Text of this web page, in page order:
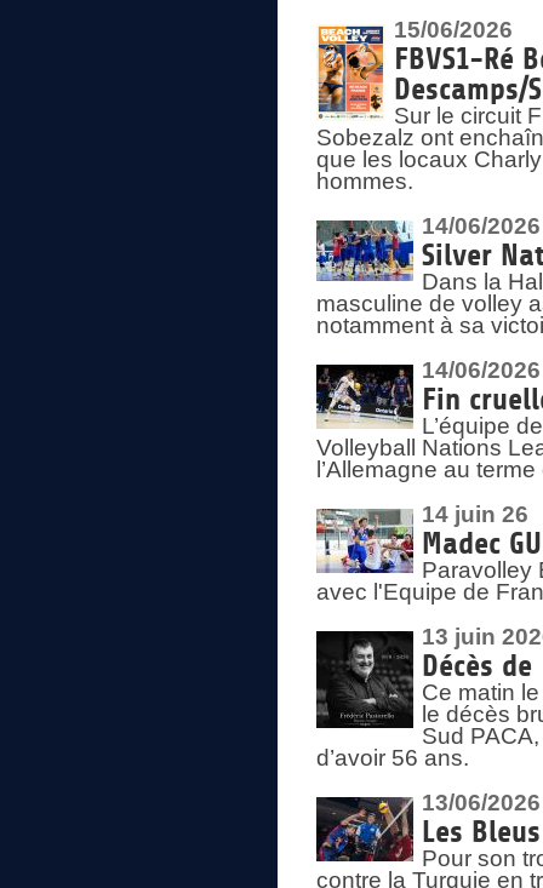
15/06/2026
FBVS1-Ré
Descamps/
Sur le circuit
Sobezalz ont
que les locaux
hommes.
14/06/2026
Silver
Dans la
masculine de volley
notamment à sa
14/06/2026
Fin
L’équipe
Volleyball Nations
l’Allemagne au
14 juin 26
Madec
Paravolley
avec l'Equipe de
13 juin
Décès de
Ce matin
le décès
Sud
d’avoir 56 ans.
13/06/2026
Les
Pour son
contre la Turquie en